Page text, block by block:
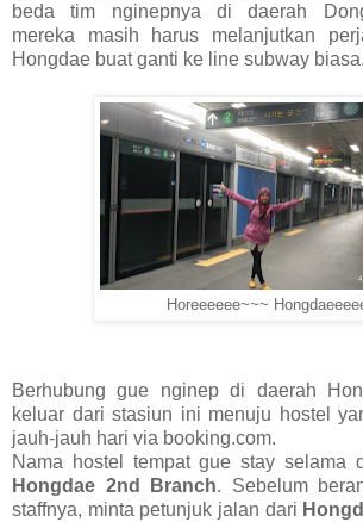
beda tim nginepnya di daerah
mereka masih harus melanjutkan
Hongdae buat ganti ke line subway biasa.
Horeeeeee~~~
Berhubung gue nginep di daerah
keluar dari stasiun ini menuju hostel
jauh-jauh hari via booking.com.
Nama hostel tempat gue stay selama
Hongdae 2nd Branch. Sebelum
staffnya, minta petunjuk jalan dari